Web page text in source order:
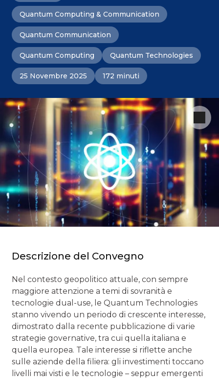
Quantum Computing & Communication
Quantum Communication
Quantum Computing Quantum Technologies
25 Novembre 2025 172 minuti
Descrizione del Convegno
Nel contesto geopolitico attuale, con sempre
maggiore attenzione a temi di sovranità e
tecnologie dual-use, le Quantum Technologies
stanno vivendo un periodo di crescente interesse,
dimostrato dalla recente pubblicazione di varie
strategie governative, tra cui quella italiana e
quella europea. Tale interesse si riflette anche
sulle aziende della filiera: gli investimenti toccano
livelli mai visti e le tecnologie – seppur emergenti